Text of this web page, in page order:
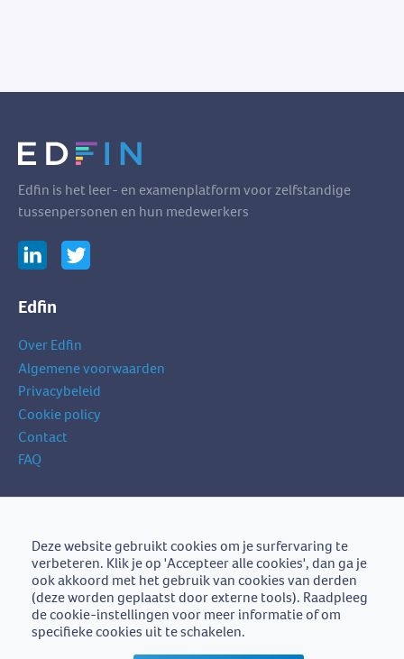
Edfin is het leer- en examenplatform voor zelfstandige
tussenpersonen en hun medewerkers
Edfin
Over Edfin
Algemene voorwaarden
Privacybeleid
Cookie policy
Contact
FAQ
Schrijf je in op onze nieuwsbrief
mailadres
Schrijf je in
Deze website gebruikt cookies om je surfervaring te
verbeteren. Klik je op 'Accepteer alle cookies', dan ga je
ook akkoord met het gebruik van cookies van derden
(deze worden geplaatst door externe tools). Raadpleeg
de cookie-instellingen voor meer informatie of om
specifieke cookies uit te schakelen.